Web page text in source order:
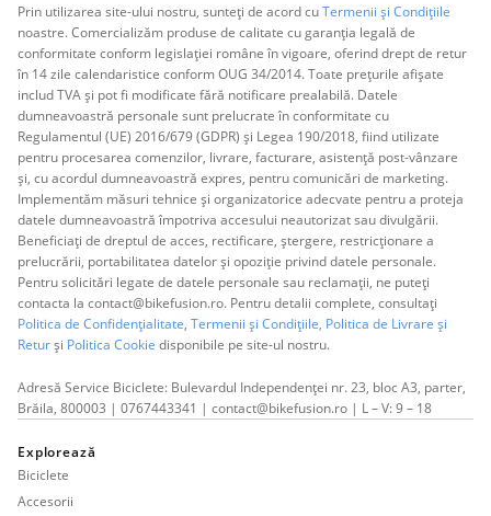
Prin utilizarea site-ului nostru, sunteți de acord cuTermenii și Condițiile
noastre. Comercializăm produse de calitate cu garanția legală de
conformitate conform legislației române în vigoare, oferind drept de retur
în 14 zile calendaristice conform OUG 34/2014. Toate prețurile afișate
includ TVA și pot fi modificate fără notificare prealabilă. Datele
dumneavoastră personale sunt prelucrate în conformitate cu
Regulamentul (UE) 2016/679 (GDPR) și Legea 190/2018, fiind utilizate
pentru procesarea comenzilor, livrare, facturare, asistență post-vânzare
și, cu acordul dumneavoastră expres, pentru comunicări de marketing.
Implementăm măsuri tehnice și organizatorice adecvate pentru a proteja
datele dumneavoastră împotriva accesului neautorizat sau divulgării.
Beneficiați de dreptul de acces, rectificare, ștergere, restricționare a
prelucrării, portabilitatea datelor și opoziție privind datele personale.
Pentru solicitări legate de datele personale sau reclamații, ne puteți
contacta la contact@bikefusion.ro. Pentru detalii complete, consultați
Politica de Confidențialitate, Termenii și Condițiile, Politica de Livrare și
Returși Politica Cookie disponibile pe site-ul nostru.
Adresă Service Biciclete: Bulevardul Independenței nr. 23, bloc A3, parter,
Brăila, 800003 | 0767443341 | contact@bikefusion.ro | L – V: 9 – 18
Explorează
Biciclete
Accesorii